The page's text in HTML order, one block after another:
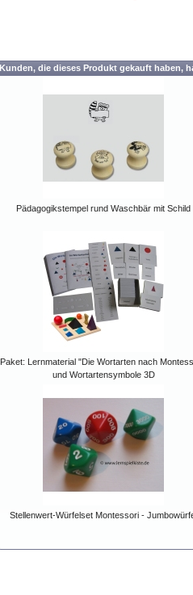
Kunden, die dieses Produkt gekauft haben,
Pädagogikstempel rund Waschbär mit Schild
Paket: Lernmaterial "Die Wortarten nach
und Wortartensymbole 3D
Stellenwert-Würfelset Montessori -